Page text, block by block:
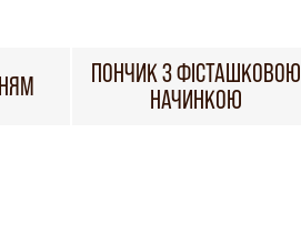
ПОНЧИК З ФІСТАШКОВОЮ
НАЧИНКОЮ